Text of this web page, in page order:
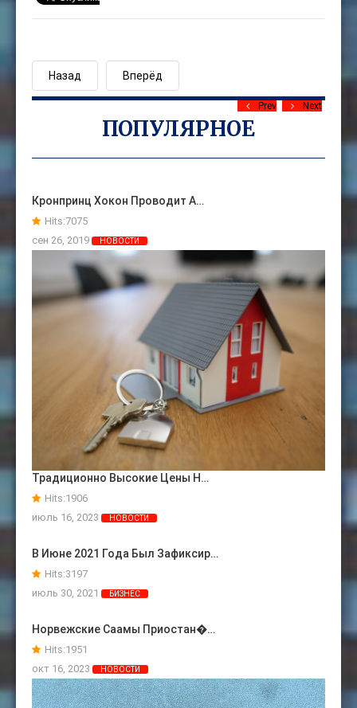
Назад Вперёд
ПОПУЛЯРНОЕ
Prev Next
Кронпринц Хокон Проводит А…
Hits:7075
сен 26, 2019
НОВОСТИ
Традиционно Высокие Цены Н…
Hits:1906
июль 16, 2023
НОВОСТИ
В Июне 2021 Года Был Зафиксир…
Hits:3197
июль 30, 2021
БИЗНЕС
Норвежские Саамы Приостан�…
Hits:1951
окт 16, 2023
НОВОСТИ